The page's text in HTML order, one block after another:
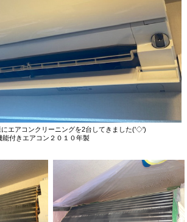
エアコンクリーニングを2台してきました('◇')ゞ
付きエアコン２０１０年製